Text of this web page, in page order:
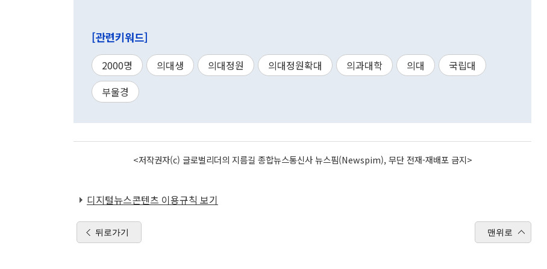
[관련키워드]
2000명 의대생 의대정원 의대정원확대 의과대학 의대
국립대
부울경
<저작권자(c) 글로벌리더의 지름길 종합뉴스통신사 뉴스핌(Newspim), 무단 전재-재배포 금지>
디지털뉴스콘텐츠 이용규칙 보기
뒤로가기 맨위로